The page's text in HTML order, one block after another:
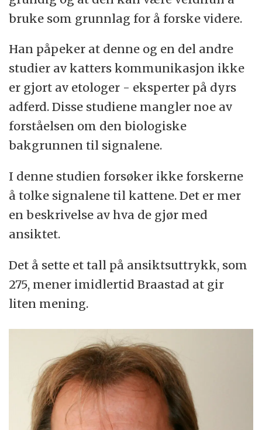
bruke som grunnlag for å forske videre.
Han påpeker at denne og en del andre
studier av katters kommunikasjon ikke
er gjort av etologer - eksperter på dyrs
adferd. Disse studiene mangler noe av
forståelsen om den biologiske
bakgrunnen til signalene.
I denne studien forsøker ikke forskerne
å tolke signalene til kattene. Det er mer
en beskrivelse av hva de gjør med
ansiktet.
Det å sette et tall på ansiktsuttrykk, som
275, mener imidlertid Braastad at gir
liten mening.